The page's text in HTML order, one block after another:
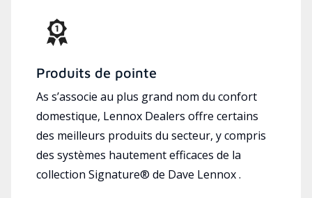
Produits de pointe
As s’associe au plus grand nom du confort
domestique, Lennox Dealers offre certains
des meilleurs produits du secteur, y compris
des systèmes hautement efficaces de la
collection Signature® de Dave Lennox .